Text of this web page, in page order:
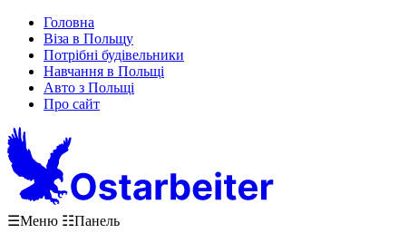
Головна
Віза в Польщу
Потрібні будівельники
Навчання в Польщі
Авто з Польщі
Про сайт
☰Меню ☷Панель